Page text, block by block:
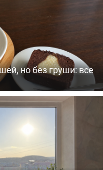
но без груши: все